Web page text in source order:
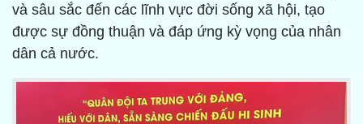
và sâu sắc đến các lĩnh vực đời sống xã hội, tạo
được sự đồng thuận và đáp ứng kỳ vọng của nhân
dân cả nước.